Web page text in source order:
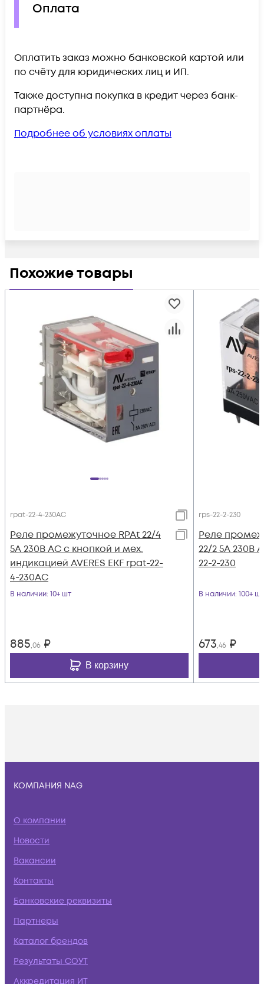
Оплата
Оплатить заказ можно банковской картой или
по счёту для юридических лиц и ИП.
Также доступна покупка в кредит через банк-
партнёра.
Подробнее об условиях оплаты
Похожие товары
rpat-22-4-230AC
Реле промежуточное RPAt 22/4
5А 230В AC с кнопкой и мех.
индикацией AVERES EKF rpat-22-
4-230AC
В наличии: 10+ шт
885,06 ₽
В корзину
rps-22-2-230
Реле
22/2 5А 230В
22-2-230
В наличии: 100+ шт
673,46 ₽
КОМПАНИЯ NAG
О компании
Новости
Вакансии
Контакты
Банковские реквизиты
Партнеры
Каталог брендов
Результаты СОУТ
Аккредитация ИТ